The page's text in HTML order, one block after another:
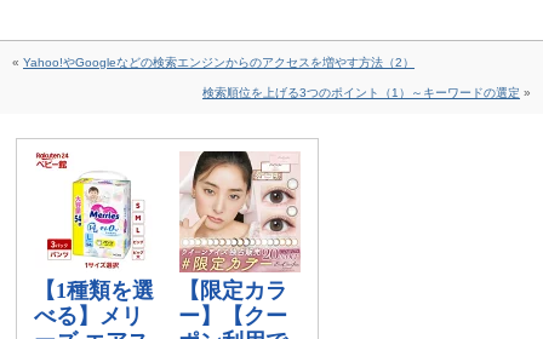
« Yahoo!やGoogleなどの検索エンジンからのアクセスを増やす方法（2）
検索順位を上げる3つのポイント（1）～キーワードの選定 »